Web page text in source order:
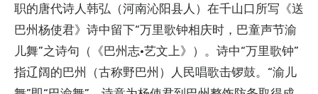
职的唐代诗人韩弘（河南沁阳县人）在千山口所写《送
巴州杨使君》诗中留下“万里歌钟相庆时，巴童声节渝
儿舞”之诗句（《巴州志·艺文上》）。诗中“万里歌钟”
指辽阔的巴州（古称野巴州）人民唱歌击锣鼓。“渝儿